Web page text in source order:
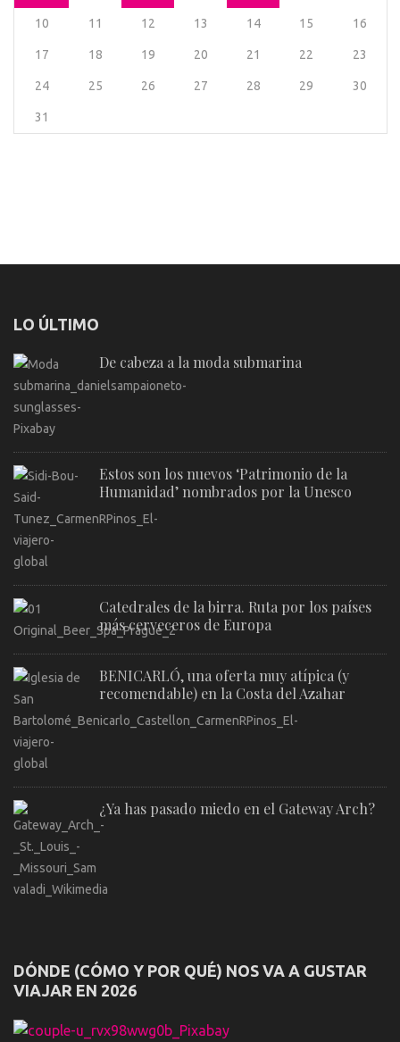
10 11 12 13 14 15 16
17 18 19 20 21 22 23
24 25 26 27 28 29 30
31
LO ÚLTIMO
De cabeza a la moda submarina
Estos son los nuevos ‘Patrimonio de la
Humanidad’ nombrados por la Unesco
Catedrales de la birra. Ruta por los países
más cerveceros de Europa
BENICARLÓ, una oferta muy atípica (y
recomendable) en la Costa del Azahar
¿Ya has pasado miedo en el Gateway Arch?
DÓNDE (CÓMO Y POR QUÉ) NOS VA A GUSTAR
VIAJAR EN 2026